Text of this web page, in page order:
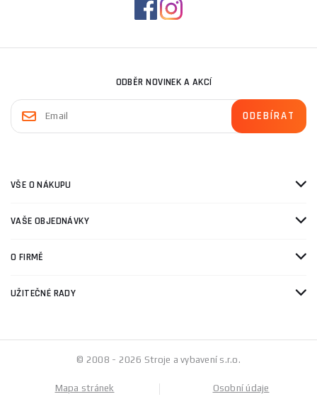
ODBĚR NOVINEK A AKCÍ
VŠE O NÁKUPU
VAŠE OBJEDNÁVKY
O FIRMĚ
UŽITEČNÉ RADY
© 2008 - 2026 Stroje a vybavení s.r.o.
Mapa stránek Osobní údaje